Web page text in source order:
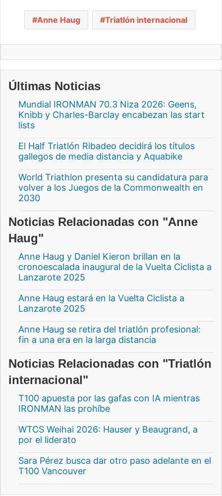
Anne Haug Triatlón internacional
Últimas Noticias
Mundial IRONMAN 70.3 Niza 2026: Geens,
Knibb y Charles-Barclay encabezan las start
lists
El Half Triatlón Ribadeo decidirá los títulos
gallegos de media distancia y Aquabike
World Triathlon presenta su candidatura para
volver a los Juegos de la Commonwealth en
2030
Noticias Relacionadas con "Anne
Haug"
Anne Haug y Daniel Kieron brillan en la
cronoescalada inaugural de la Vuelta Ciclista a
Lanzarote 2025
Anne Haug estará en la Vuelta Ciclista a
Lanzarote 2025
Anne Haug se retira del triatlón profesional:
fin a una era en la larga distancia
Noticias Relacionadas con "Triatlón
internacional"
T100 apuesta por las gafas con IA mientras
IRONMAN las prohíbe
WTCS Weihai 2026: Hauser y Beaugrand, a
por el liderato
Sara Pérez busca dar otro paso adelante en el
T100 Vancouver